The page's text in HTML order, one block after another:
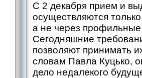
С 2 декабря прием и
осуществляются
а не через
Сегодняшние
позволяют принимать
словам Павла Куцько,
​дело недалекого